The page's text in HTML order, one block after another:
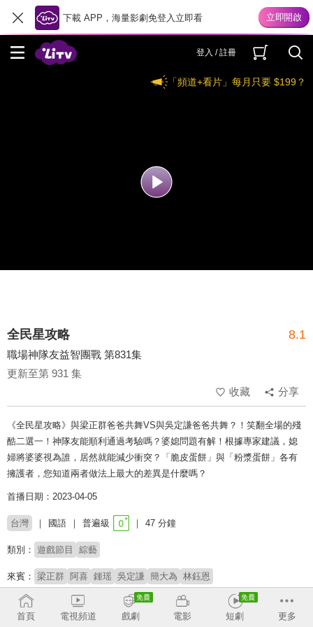
下載 APP，海量影劇免登入立即看
登入 / 註冊
「頻道+看片」每月只要 $199？
全民星攻略 8.1
職場神隊友益智團戰 第831集
更新至第 931 集
收藏
分享
《全民星攻略》與梁正群爸爸共舞VS與吳定謙爸爸共舞？！笑翻全場的殘
酷二選一！神隊友能順利通過考驗嗎？婆媳問題有解！根據專家建議，媳
婦將婆婆視為誰，居然就能減少衝突？「脆皮蛋餅」與「粉漿蛋餅」各有
擁護者，您知道兩者做法上最大的差異是什麼嗎？
首播日期：2023-04-05
台灣 國語 普遍級 47 分鐘
類別： 遊戲節目 綜藝
來賓： 梁正群 阿喜 鍾瑶 吳定謙 簡大為 林鈺恩
主持：
蔡尚樺
首頁
電視頻道 戲劇 電影 短劇 更多